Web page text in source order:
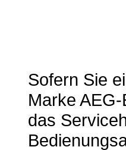
Sofern Sie
Marke
das